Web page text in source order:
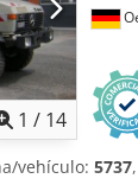
1 / 14
vehículo: 5737